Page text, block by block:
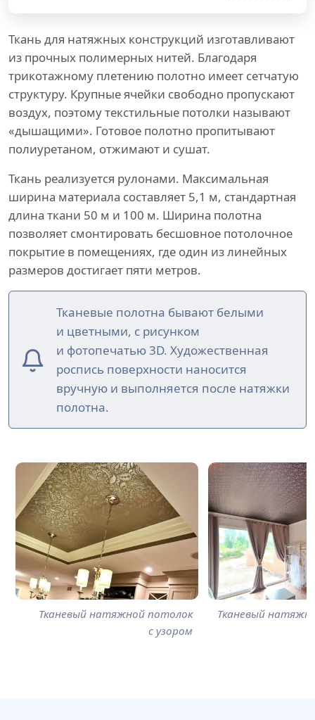
Ткань для натяжных конструкций изготавливают
из прочных полимерных нитей. Благодаря
трикотажному плетению полотно имеет сетчатую
структуру. Крупные ячейки свободно пропускают
воздух, поэтому текстильные потолки называют
«дышащими». Готовое полотно пропитывают
полиуретаном, отжимают и сушат.
Ткань реализуется рулонами. Максимальная
ширина материала составляет 5,1 м, стандартная
длина ткани 50 м и 100 м. Ширина полотна
позволяет смонтировать бесшовное потолочное
покрытие в помещениях, где один из линейных
размеров достигает пяти метров.
Тканевые полотна бывают белыми
и цветными, с рисунком
и фотопечатью 3D. Художественная
роспись поверхности наносится
вручную и выполняется после натяжки
полотна.
Тканевый натяжной потолок
с узором
Тканевый